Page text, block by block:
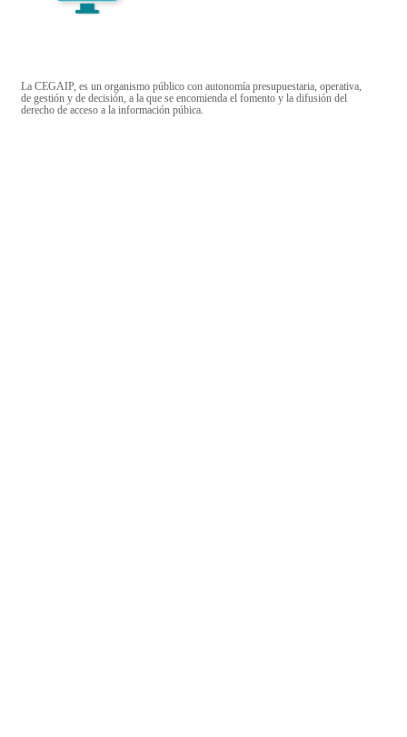
La CEGAIP, es un organismo público con autonomía presupuestaria, operativa,
de gestión y de decisión, a la que se encomienda el fomento y la difusión del
derecho de acceso a la información púbica.